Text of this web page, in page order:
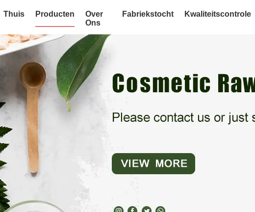
Thuis Producten
Over
Ons
Fabriekstocht Kwaliteitscontrole